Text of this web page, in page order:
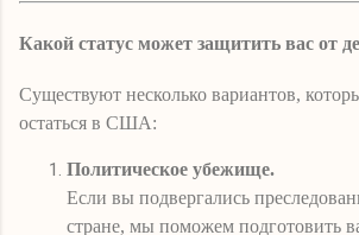
Какой статус может защитить вас от
Существуют несколько вариантов,
остаться в США:
Политическое убежище.
Если вы подвергались
стране, мы поможем подготовить